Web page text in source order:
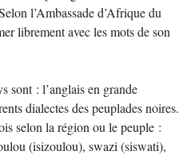
l’Ambassade d’Afrique du
librement avec les mots de son
sont : l’anglais en grande
dialectes des peuplades noires.
selon la région ou le peuple :
(isizoulou), swazi (siswati),